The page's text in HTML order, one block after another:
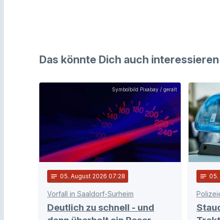
Das könnte Dich auch interessieren
Symbolbild Pixabay / geralt
notes 05. August 2026 07:28
Vorfall in Saaldorf-Surheim
Deutlich zu schnell - und
notes 05